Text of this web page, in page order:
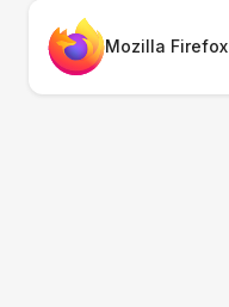
Mozilla Firefox